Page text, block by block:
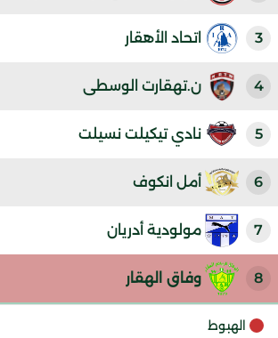
3 اتحاد الأهقار
4 ن.تهقارت الوسطى
5 نادي تيكيلت نسيلت
6 أمل انكوف
7 مولودية أدريان
8 وفاق الهقار
9 الهبوط